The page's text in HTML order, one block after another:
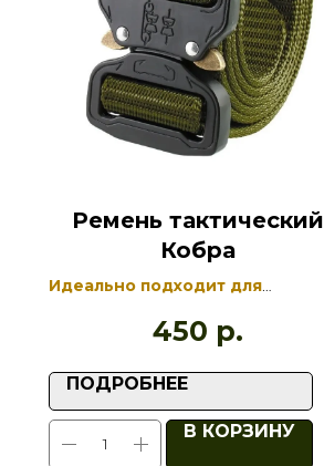
Ремень тактический
Кобра
Идеально подходит для
оружейными магазинами,
450 р.
ПОДРОБНЕЕ
В КОРЗИНУ